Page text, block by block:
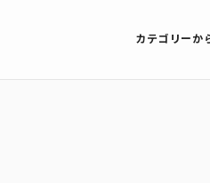
カテゴリーか